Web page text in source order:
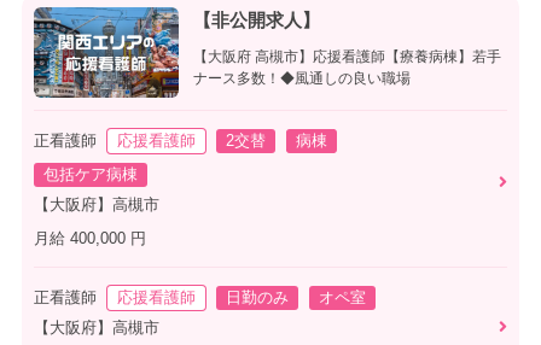
【非公開求人】
【大阪府 高槻市】応援看護師【療養病棟】若手
ナース多数！◆風通しの良い職場
正看護師 応援看護師 2交替
病棟
包括ケア病棟
【大阪府】高槻市
月給 400,000 円
正看護師 応援看護師 日勤のみ
オペ室
【大阪府】高槻市